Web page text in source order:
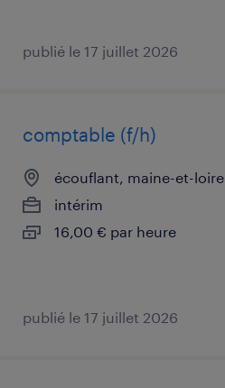
publié le 17 juillet 2026
comptable (f/h)
écouflant, maine-et-loire
intérim
16,00 € par heure
publié le 17 juillet 2026